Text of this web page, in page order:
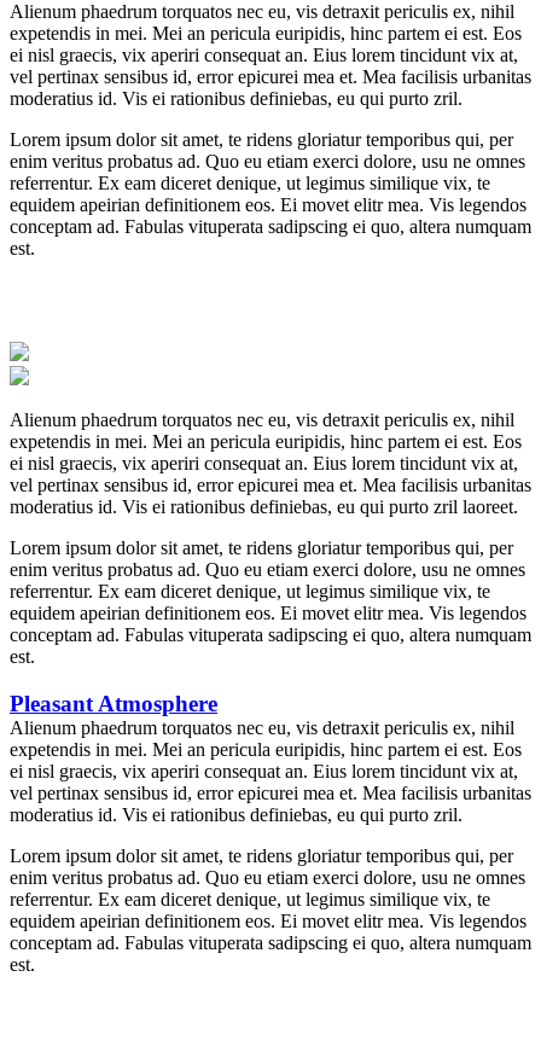
Alienum phaedrum torquatos nec eu, vis detraxit periculis ex, nihil
expetendis in mei. Mei an pericula euripidis, hinc partem ei est. Eos
ei nisl graecis, vix aperiri consequat an. Eius lorem tincidunt vix at,
vel pertinax sensibus id, error epicurei mea et. Mea facilisis urbanitas
moderatius id. Vis ei rationibus definiebas, eu qui purto zril.
Lorem ipsum dolor sit amet, te ridens gloriatur temporibus qui, per
enim veritus probatus ad. Quo eu etiam exerci dolore, usu ne omnes
referrentur. Ex eam diceret denique, ut legimus similique vix, te
equidem apeirian definitionem eos. Ei movet elitr mea. Vis legendos
conceptam ad. Fabulas vituperata sadipscing ei quo, altera numquam
est.
Alienum phaedrum torquatos nec eu, vis detraxit periculis ex, nihil
expetendis in mei. Mei an pericula euripidis, hinc partem ei est. Eos
ei nisl graecis, vix aperiri consequat an. Eius lorem tincidunt vix at,
vel pertinax sensibus id, error epicurei mea et. Mea facilisis urbanitas
moderatius id. Vis ei rationibus definiebas, eu qui purto zril laoreet.
Lorem ipsum dolor sit amet, te ridens gloriatur temporibus qui, per
enim veritus probatus ad. Quo eu etiam exerci dolore, usu ne omnes
referrentur. Ex eam diceret denique, ut legimus similique vix, te
equidem apeirian definitionem eos. Ei movet elitr mea. Vis legendos
conceptam ad. Fabulas vituperata sadipscing ei quo, altera numquam
est.
Pleasant Atmosphere
Alienum phaedrum torquatos nec eu, vis detraxit periculis ex, nihil
expetendis in mei. Mei an pericula euripidis, hinc partem ei est. Eos
ei nisl graecis, vix aperiri consequat an. Eius lorem tincidunt vix at,
vel pertinax sensibus id, error epicurei mea et. Mea facilisis urbanitas
moderatius id. Vis ei rationibus definiebas, eu qui purto zril.
Lorem ipsum dolor sit amet, te ridens gloriatur temporibus qui, per
enim veritus probatus ad. Quo eu etiam exerci dolore, usu ne omnes
referrentur. Ex eam diceret denique, ut legimus similique vix, te
equidem apeirian definitionem eos. Ei movet elitr mea. Vis legendos
conceptam ad. Fabulas vituperata sadipscing ei quo, altera numquam
est.